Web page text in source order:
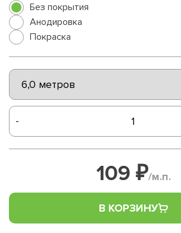
Без покрытия
Анодировка
Покраска
-
109 ₽/м.п.
В КОРЗИНУ